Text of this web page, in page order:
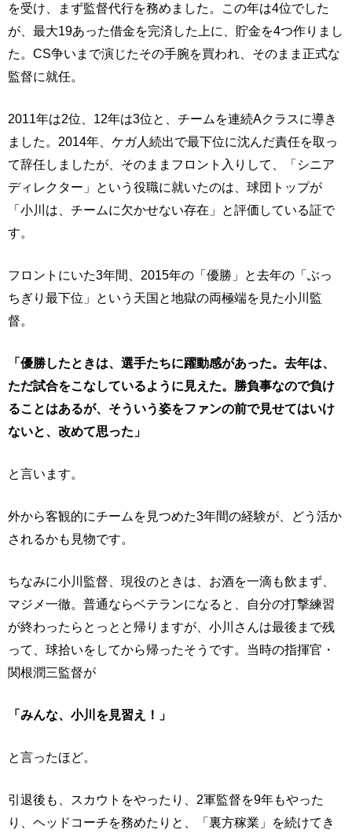
を受け、まず監督代行を務めました。この年は4位でした
が、最大19あった借金を完済した上に、貯金を4つ作りまし
た。CS争いまで演じたその手腕を買われ、そのまま正式な
監督に就任。
2011年は2位、12年は3位と、チームを連続Aクラスに導き
ました。2014年、ケガ人続出で最下位に沈んだ責任を取っ
て辞任しましたが、そのままフロント入りして、「シニア
ディレクター」という役職に就いたのは、球団トップが
「小川は、チームに欠かせない存在」と評価している証で
す。
フロントにいた3年間、2015年の「優勝」と去年の「ぶっ
ちぎり最下位」という天国と地獄の両極端を見た小川監
督。
「優勝したときは、選手たちに躍動感があった。去年は、
ただ試合をこなしているように見えた。勝負事なので負け
ることはあるが、そういう姿をファンの前で見せてはいけ
ないと、改めて思った」
と言います。
外から客観的にチームを見つめた3年間の経験が、どう活か
されるかも見物です。
ちなみに小川監督、現役のときは、お酒を一滴も飲まず、
マジメ一徹。普通ならベテランになると、自分の打撃練習
が終わったらとっとと帰りますが、小川さんは最後まで残
って、球拾いをしてから帰ったそうです。当時の指揮官・
関根潤三監督が
「みんな、小川を見習え！」
と言ったほど。
引退後も、スカウトをやったり、2軍監督を9年もやった
り、ヘッドコーチを務めたりと、「裏方稼業」を続けてき